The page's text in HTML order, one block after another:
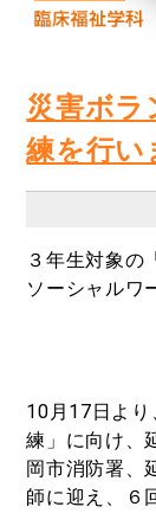
災害ボラ
練を行い
３年生対象の
ソーシャルワ
10月 17日よ
練」に向け、
岡市消防署、
師に迎え、６